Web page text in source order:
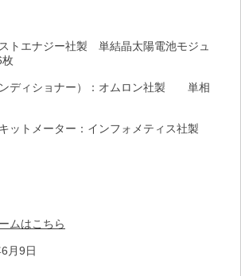
トエナジー社製　単結晶太陽電池モジュ
ディショナー）：オムロン社製　　単相
ットメーター：インフォメティス社製
ムはこちら
月9日